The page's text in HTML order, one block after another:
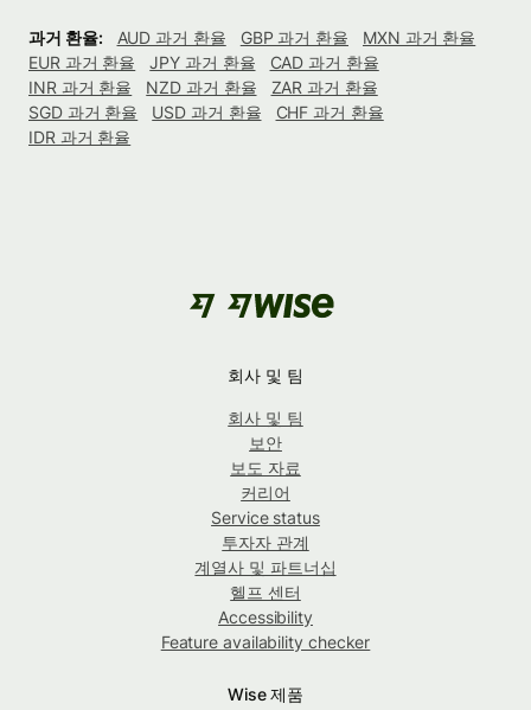
과거 환율: AUD 과거 환율 GBP 과거 환율
MXN 과거 환율
EUR 과거 환율
JPY 과거 환율
CAD 과거 환율
INR 과거 환율
NZD 과거 환율
ZAR 과거 환율
SGD 과거 환율
USD 과거 환율
CHF 과거 환율
IDR 과거 환율
회사 및 팀
회사 및 팀
보안
보도 자료
커리어
Service status
투자자 관계
계열사 및 파트너십
헬프 센터
Accessibility
Feature availability checker
Wise 제품